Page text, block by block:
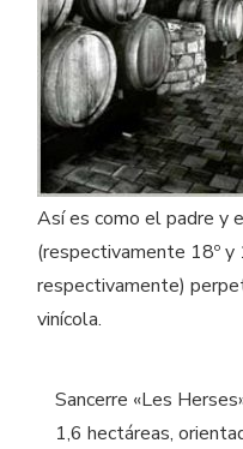
Así es como el padre y
(respectivamente 18º y
respectivamente)
vinícola.
Sancerre «Les
1,6 hectáreas,